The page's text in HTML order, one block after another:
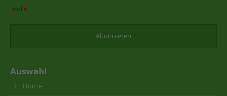
und 6.
Auswahl
Home